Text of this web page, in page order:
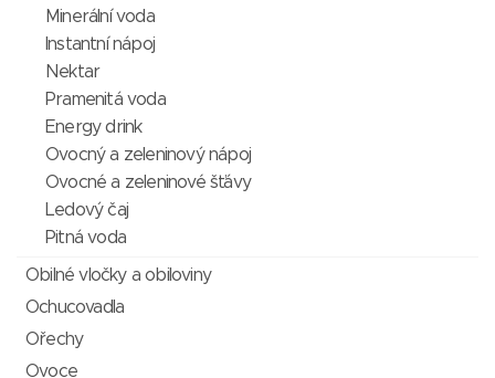
Minerální voda
Instantní nápoj
Nektar
Pramenitá voda
Energy drink
Ovocný a zeleninový nápoj
Ovocné a zeleninové šťávy
Ledový čaj
Pitná voda
Obilné vločky a obiloviny
Ochucovadla
Ořechy
Ovoce